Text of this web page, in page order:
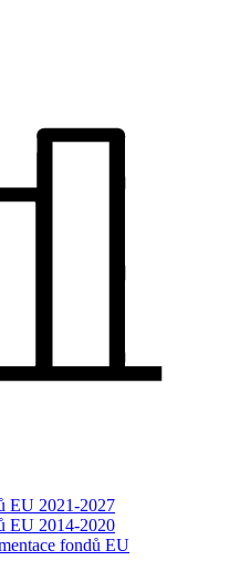
EU 2021-2027
EU 2014-2020
fondů EU